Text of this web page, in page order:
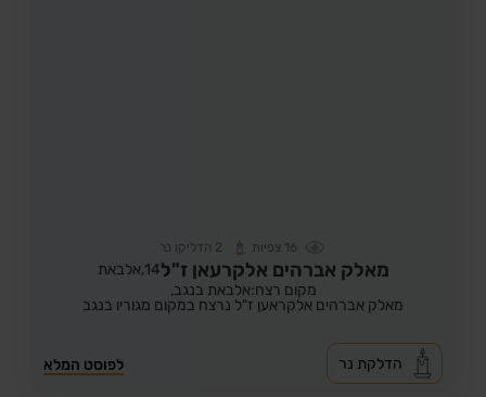
16 צפיות 2 הדליקו נר
מאלק אברהים אלקרעאן ז"ל14, אלבאת
מקום רצח:אלבאת בנגב,
מאלק אברהים אלקראען ז"ל נרצח במקום מגוריו בנגב
לפוסט המלא הדלקת נר